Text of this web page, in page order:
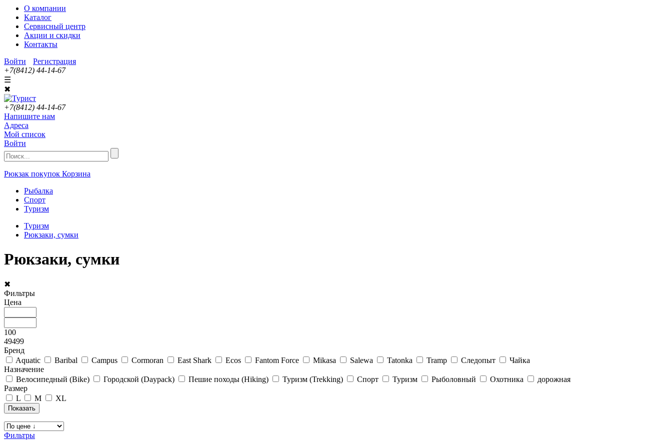
О компании
Каталог
Сервисный центр
Акции и скидки
Контакты
Войти
Регистрация
+7(8412) 44-14-67
☰
✖
+7(8412) 44-14-67
Напишите нам
Адреса
Мой список
Войти
Рюкзак покупок Корзина
Рыбалка
Спорт
Туризм
Туризм
Рюкзаки, сумки
Рюкзаки, сумки
✖
Фильтры
Цена
100
49499
Бренд
Aquatic
Baribal Campus Cormoran East Shark Ecos Fantom Force Mikasa Salewa Tatonka Tramp Следопыт
Чайка
Назначение
Велосипедный (Bike)
Городской (Daypack) Пешие походы (Hiking) Туризм (Trekking) Спорт Туризм Рыболовный Охотника
дорожная
Размер
L
M XL
Фильтры